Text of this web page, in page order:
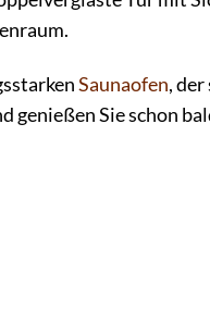
Saunaofen,
genießen Sie schon